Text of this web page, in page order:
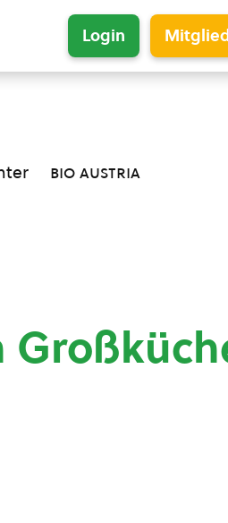
Login
bio austria